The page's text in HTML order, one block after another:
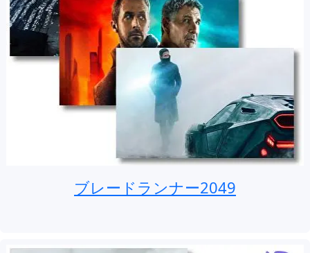
ブレードランナー2049